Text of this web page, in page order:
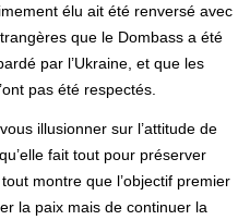
élu ait été renversé avec
que le Dombass a été
par l’Ukraine, et que les
pas été respectés.
illusionner sur l’attitude de
fait tout pour préserver
montre que l’objectif premier
la paix mais de continuer la